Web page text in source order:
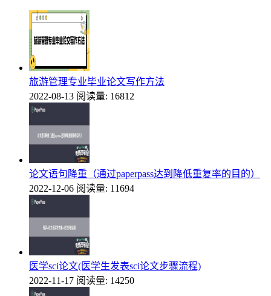
旅游管理专业毕业论文写作方法
2022-08-13 阅读量: 16812
论文语句降重（通过paperpass达到降低重复率的目的）
2022-12-06 阅读量: 11694
医学sci论文(医学生发表sci论文步骤流程)
2022-11-17 阅读量: 14250